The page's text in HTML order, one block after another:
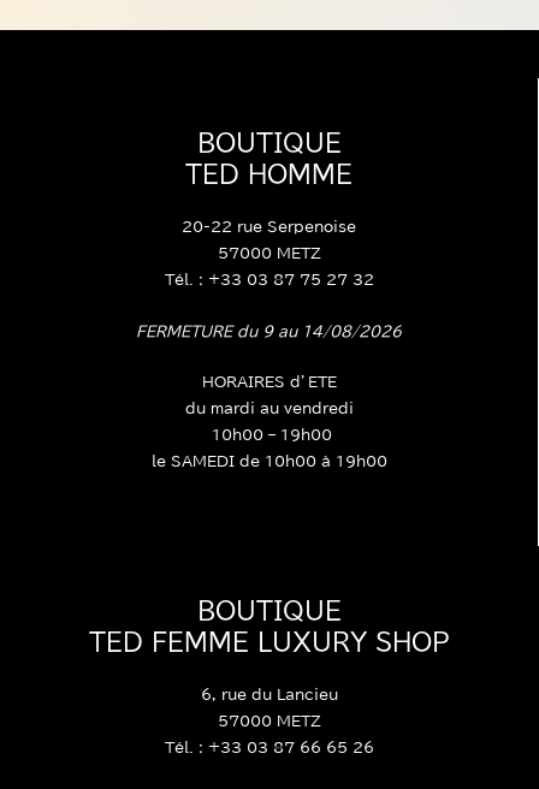
BOUTIQUE
TED HOMME
20-22 rue Serpenoise
57000 METZ
Tél. : +33 03 87 75 27 32
FERMETURE du 9 au 14/08/2026
HORAIRES d’ETE
du mardi au vendredi
10h00 – 19h00
le SAMEDI de 10h00 à 19h00
BOUTIQUE
TED FEMME LUXURY SHOP
6, rue du Lancieu
57000 METZ
Tél. : +33 03 87 66 65 26